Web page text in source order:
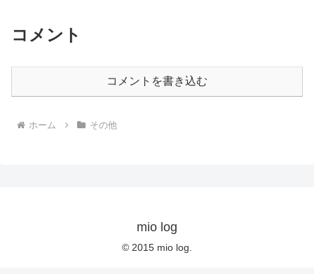
コメント
コメントを書き込む
ホーム その他
mio log
© 2015 mio log.